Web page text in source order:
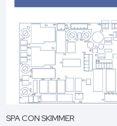
SPA CON SKIMMER